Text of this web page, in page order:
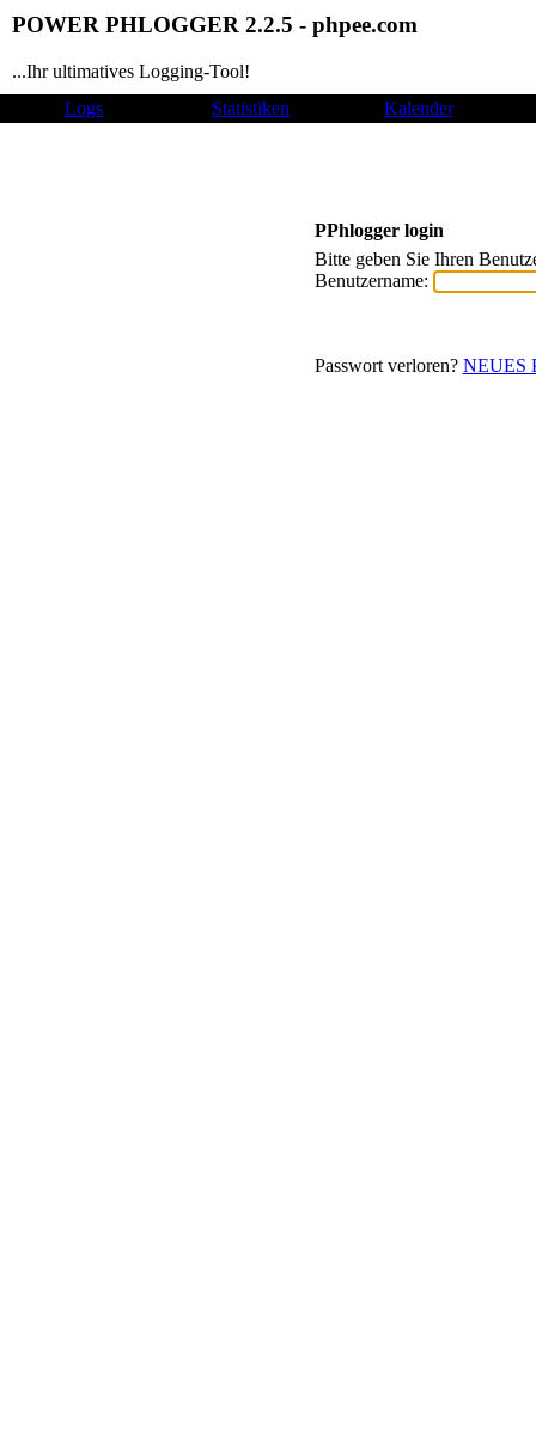
POWER PHLOGGER 2.2.5 - phpee.com
...Ihr ultimatives Logging-Tool!
Logs
Statistiken Kalender
PPhlogger login
Bitte geben Sie Ihren
Benutzername:
Passwort verloren? NEUES